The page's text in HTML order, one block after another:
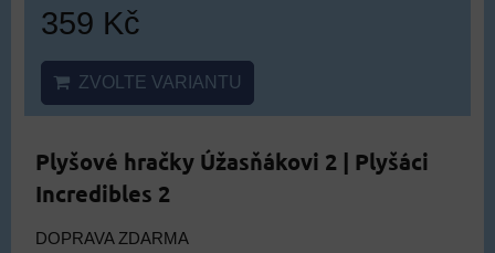
359 Kč
ZVOLTE VARIANTU
Plyšové hračky Úžasňákovi 2 | Plyšáci
Incredibles 2
DOPRAVA ZDARMA